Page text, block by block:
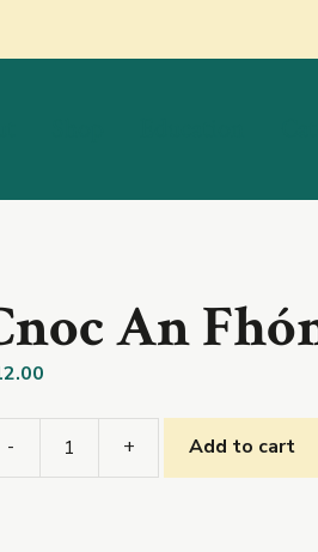
An
- + Add to cart